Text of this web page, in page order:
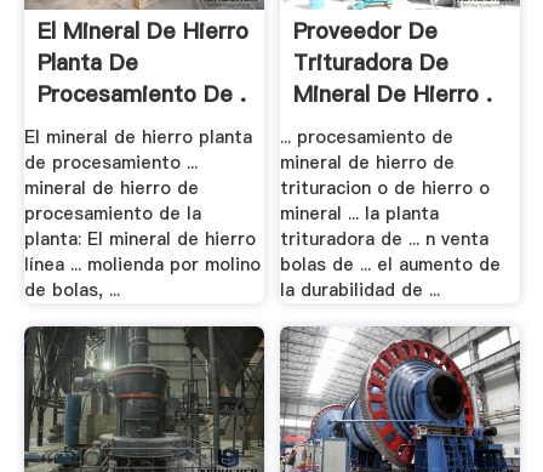
El Mineral De Hierro
Planta De
Procesamiento De .
El mineral de hierro planta
de procesamiento ...
mineral de hierro de
procesamiento de la
planta: El mineral de hierro
línea ... molienda por molino
de bolas, ...
Proveedor De
Trituradora De
Mineral De Hierro .
... procesamiento de
mineral de hierro de
trituracion o de hierro o
mineral ... la planta
trituradora de ... n venta
bolas de ... el aumento de
la durabilidad de ...